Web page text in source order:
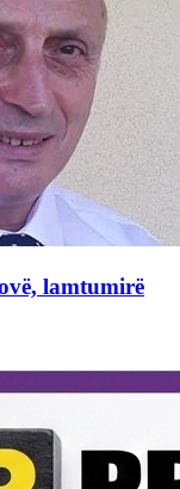
lamtumirë